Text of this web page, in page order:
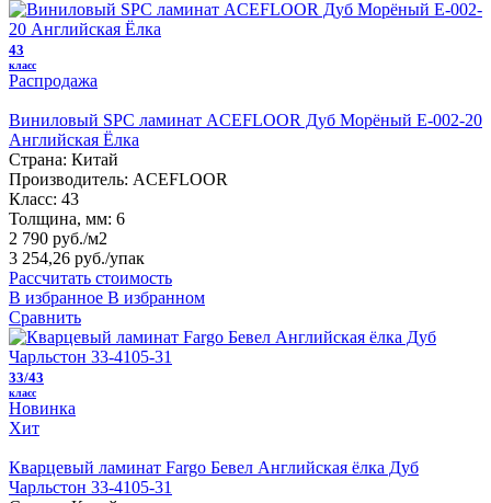
43
класс
Распродажа
Виниловый SPC ламинат ACEFLOOR Дуб Морёный E-002-20
Английская Ёлка
Страна: Китай
Производитель: ACEFLOOR
Класс: 43
Толщина, мм: 6
2 790 руб./м2
3 254,26 руб./упак
Рассчитать стоимость
В избранное В избранном
Сравнить
33/43
класс
Новинка
Хит
Кварцевый ламинат Fargo Бевел Английская ёлка Дуб
Чарльстон 33-4105-31